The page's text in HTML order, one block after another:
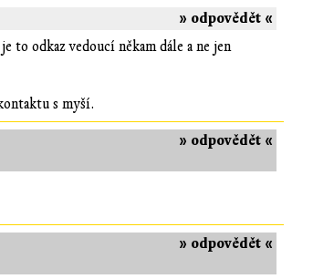
» odpovědět «
to odkaz vedoucí někam dále a ne jen
s myší.
» odpovědět «
» odpovědět «